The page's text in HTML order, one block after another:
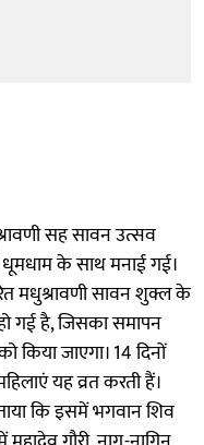
सह सावन उत्सव
धूमधाम के साथ मनाई गई।
मधुश्रावणी सावन शुक्ल के
गई है, जिसका समापन
जाएगा। 14 दिनों
यह व्रत करती हैं।
कि इसमें भगवान शिव